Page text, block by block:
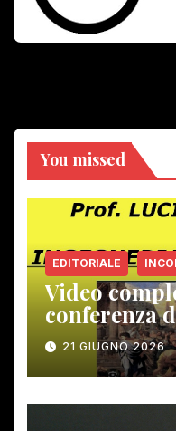
You missed
EDITORIALE
Video
conferenza
12 giugno
21 GIUGNO 2026